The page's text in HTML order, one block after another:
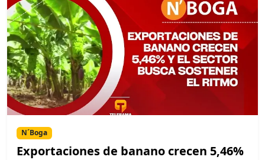
N´Boga
Exportaciones de banano crecen 5,46%